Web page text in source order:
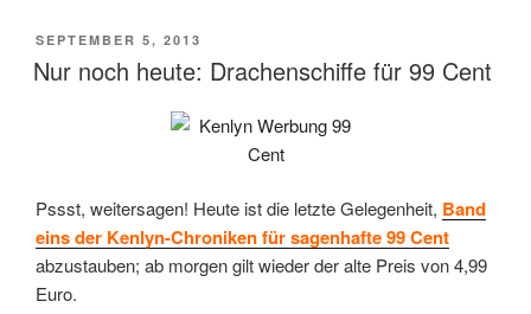
VERÖFFENTLICHT
AM
SEPTEMBER 5, 2013
Nur noch heute: Drachenschiffe für 99 Cent
Pssst, weitersagen! Heute ist die letzte Gelegenheit, Band
eins der Kenlyn-Chroniken für sagenhafte 99 Cent
abzustauben; ab morgen gilt wieder der alte Preis von 4,99
Euro.